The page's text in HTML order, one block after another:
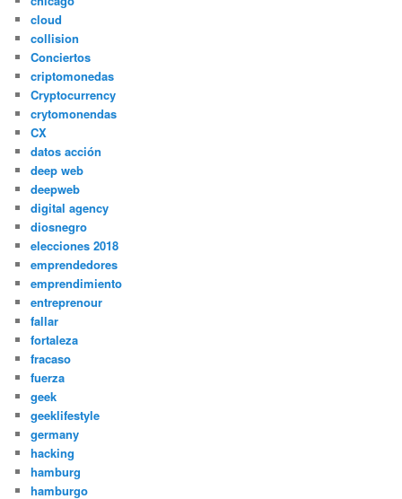
cloud
collision
Conciertos
criptomonedas
Cryptocurrency
crytomonendas
CX
datos acción
deep web
deepweb
digital agency
diosnegro
elecciones 2018
emprendedores
emprendimiento
entreprenour
fallar
fortaleza
fracaso
fuerza
geek
geeklifestyle
germany
hacking
hamburg
hamburgo